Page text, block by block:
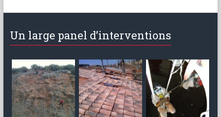
Un large panel d’interventions